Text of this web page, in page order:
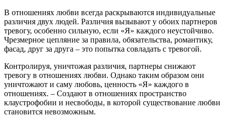
В отношениях любви всегда раскрываются индивидуальные
различия двух людей. Различия вызывают у обоих партнеров
тревогу, особенно сильную, если «Я» каждого неустойчиво.
Чрезмерное цепляние за правила, обязательства, романтику,
фасад, друг за друга – это попытка совладать с тревогой.
Контролируя, уничтожая различия, партнеры снижают
тревогу в отношениях любви. Однако таким образом они
уничтожают и саму любовь, ценность «Я» каждого в
отношениях. – Создают в отношениях пространство
клаустрофобии и несвободы, в которой существование любви
становится невозможным.